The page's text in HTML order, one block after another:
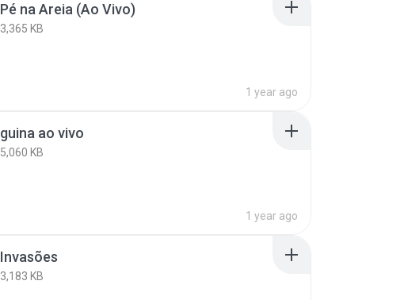
Pé na Areia (Ao Vivo)
3,365 KB
1 year ago
guina ao vivo
5,060 KB
1 year ago
Invasões
3,183 KB